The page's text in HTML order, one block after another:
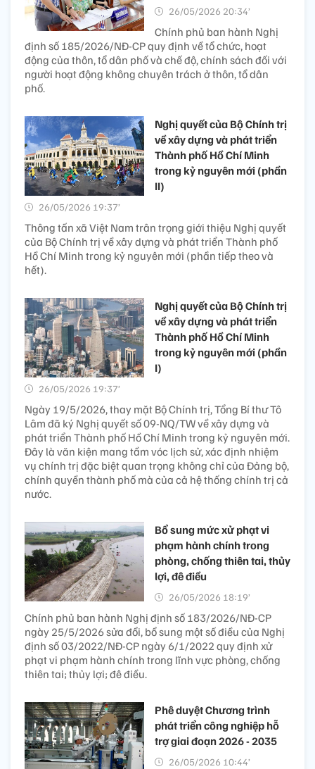
26/05/2026 20:34’
Chính phủ ban hành Nghị
định số 185/2026/NĐ-CP quy định về tổ chức, hoạt
động của thôn, tổ dân phố và chế độ, chính sách đối với
người hoạt động không chuyên trách ở thôn, tổ dân
phố.
Nghị quyết của Bộ Chính trị
về xây dựng và phát triển
Thành phố Hồ Chí Minh
trong kỷ nguyên mới (phần
II)
26/05/2026 19:37’
Thông tấn xã Việt Nam trân trọng giới thiệu Nghị quyết
của Bộ Chính trị về xây dựng và phát triển Thành phố
Hồ Chí Minh trong kỷ nguyên mới (phần tiếp theo và
hết).
Nghị quyết của Bộ Chính trị
về xây dựng và phát triển
Thành phố Hồ Chí Minh
trong kỷ nguyên mới (phần
I)
26/05/2026 19:37’
Ngày 19/5/2026, thay mặt Bộ Chính trị, Tổng Bí thư Tô
Lâm đã ký Nghị quyết số 09-NQ/TW về xây dựng và
phát triển Thành phố Hồ Chí Minh trong kỷ nguyên mới.
Đây là văn kiện mang tầm vóc lịch sử, xác định nhiệm
vụ chính trị đặc biệt quan trọng không chỉ của Đảng bộ,
chính quyền thành phố mà của cả hệ thống chính trị cả
nước.
Bổ sung mức xử phạt vi
phạm hành chính trong
phòng, chống thiên tai, thủy
lợi, đê điều
26/05/2026 18:19’
Chính phủ ban hành Nghị định số 183/2026/NĐ-CP
ngày 25/5/2026 sửa đổi, bổ sung một số điều của Nghị
định số 03/2022/NĐ-CP ngày 6/1/2022 quy định xử
phạt vi phạm hành chính trong lĩnh vực phòng, chống
thiên tai; thủy lợi; đê điều.
Phê duyệt Chương trình
phát triển công nghiệp hỗ
trợ giai đoạn 2026 - 2035
26/05/2026 10:44’